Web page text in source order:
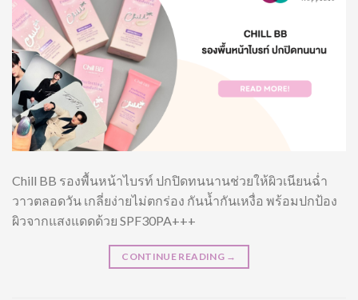
Chill BB รองพื้นหน้าไบรท์ ปกปิดทนนานช่วยให้ผิวเนียนฉ่ำ
วาวตลอดวัน เกลี่ยง่ายไม่ตกร่อง กันน้ำกันเหงื่อ พร้อมปกป้อง
ผิวจากแสงแดดด้วย SPF30PA+++
CONTINUE READING →